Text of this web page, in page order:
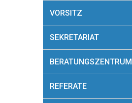
VORSITZ
SEKRETARIAT
BERATUNGSZENTRUM
REFERATE